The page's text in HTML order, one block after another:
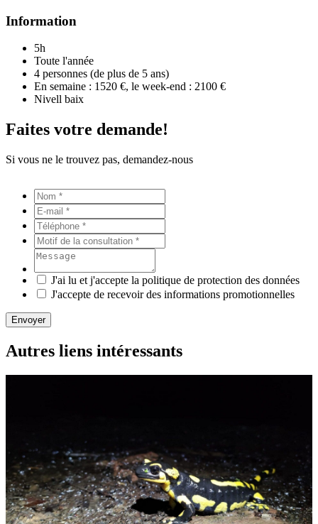
Information
5h
Toute l'année
4 personnes (de plus de 5 ans)
En semaine : 1520 €, le week-end : 2100 €
Nivell baix
Faites votre demande!
Si vous ne le trouvez pas, demandez-nous
J'ai lu et j'accepte la politique de protection des données
J'accepte de recevoir des informations promotionnelles
Envoyer
Autres liens intéressants